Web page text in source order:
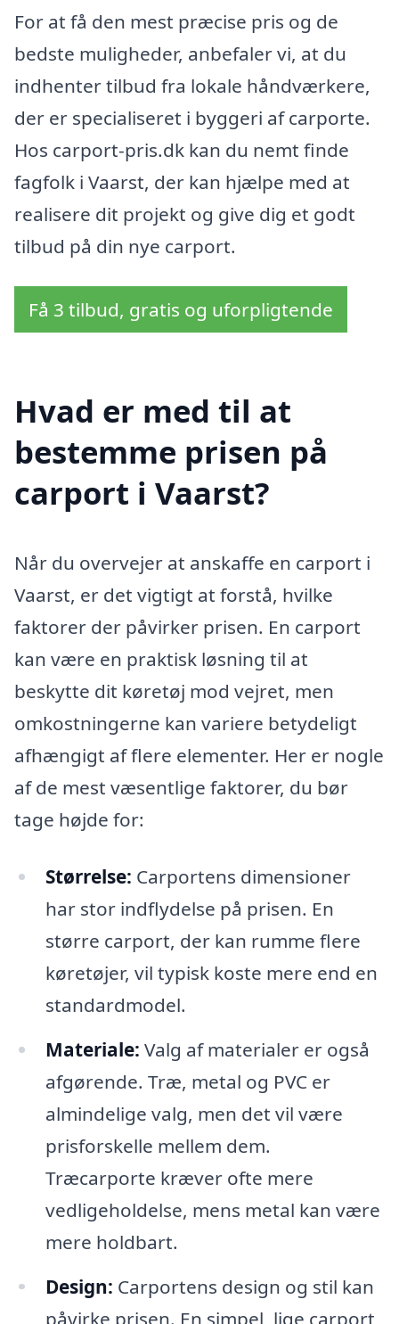
For at få den mest præcise pris og de
bedste muligheder, anbefaler vi, at du
indhenter tilbud fra lokale håndværkere,
der er specialiseret i byggeri af carporte.
Hos carport-pris.dk kan du nemt finde
fagfolk i Vaarst, der kan hjælpe med at
realisere dit projekt og give dig et godt
tilbud på din nye carport.
Få 3 tilbud, gratis og uforpligtende
Hvad er med til at
bestemme prisen på
carport i Vaarst?
Når du overvejer at anskaffe en carport i
Vaarst, er det vigtigt at forstå, hvilke
faktorer der påvirker prisen. En carport
kan være en praktisk løsning til at
beskytte dit køretøj mod vejret, men
omkostningerne kan variere betydeligt
afhængigt af flere elementer. Her er nogle
af de mest væsentlige faktorer, du bør
tage højde for:
Størrelse: Carportens dimensioner
har stor indflydelse på prisen. En
større carport, der kan rumme flere
køretøjer, vil typisk koste mere end en
standardmodel.
Materiale: Valg af materialer er også
afgørende. Træ, metal og PVC er
almindelige valg, men det vil være
prisforskelle mellem dem.
Træcarporte kræver ofte mere
vedligeholdelse, mens metal kan være
mere holdbart.
Design: Carportens design og stil kan
påvirke prisen. En simpel, lige carport